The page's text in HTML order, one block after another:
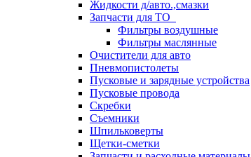
Жидкости д/авто.,смазки
Запчасти для ТО
Фильтры воздушные
Фильтры маслянные
Очистители для авто
Пневмопистолеты
Пусковые и зарядные устройства
Пусковые провода
Скребки
Съемники
Шпильковерты
Щетки-сметки